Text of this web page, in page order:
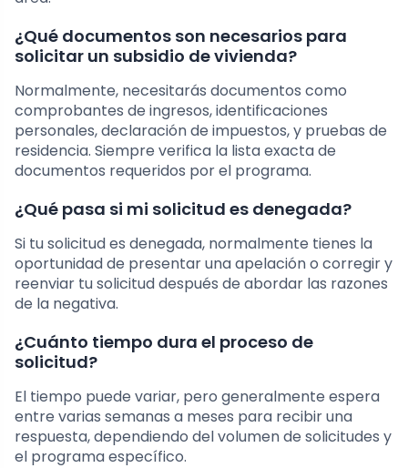
¿Qué documentos son necesarios para
solicitar un subsidio de vivienda?
Normalmente, necesitarás documentos como
comprobantes de ingresos, identificaciones
personales, declaración de impuestos, y pruebas de
residencia. Siempre verifica la lista exacta de
documentos requeridos por el programa.
¿Qué pasa si mi solicitud es denegada?
Si tu solicitud es denegada, normalmente tienes la
oportunidad de presentar una apelación o corregir y
reenviar tu solicitud después de abordar las razones
de la negativa.
¿Cuánto tiempo dura el proceso de
solicitud?
El tiempo puede variar, pero generalmente espera
entre varias semanas a meses para recibir una
respuesta, dependiendo del volumen de solicitudes y
el programa específico.